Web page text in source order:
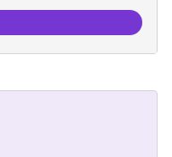
democràtiques